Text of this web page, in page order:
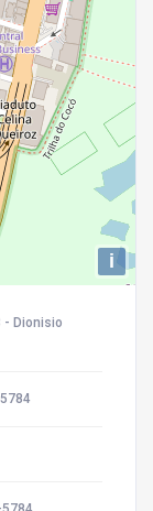
i
- Dionisio